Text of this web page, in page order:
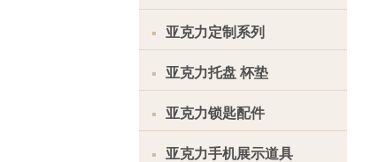
亚克力定制系列
亚克力托盘 杯垫
亚克力锁匙配件
亚克力手机展示道具